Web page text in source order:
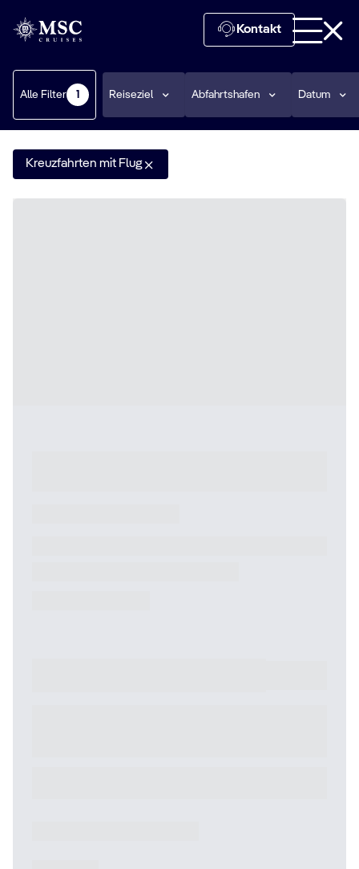
Kontakt
Reiseziel Abfahrtshafen Datum
Alle Filter 1
Kreuzfahrten mit Flug